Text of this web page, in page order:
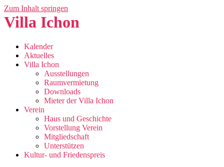
Zum Inhalt springen
Villa Ichon
Kalender
Aktuelles
Villa Ichon
Ausstellungen
Raumvermietung
Downloads
Mieter der Villa Ichon
Verein
Haus und Geschichte
Vorstellung Verein
Mitgliedschaft
Unterstützen
Kultur- und Friedenspreis